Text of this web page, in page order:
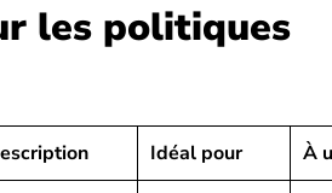
les politiques
Idéal pour À